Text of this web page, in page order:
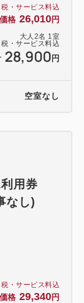
税・サービス料込
格 26,010円
大人 2名 1 室
税・サービス料込
28,900 円
空室なし
税・サービス料込
格 29,340円
用券
なし)